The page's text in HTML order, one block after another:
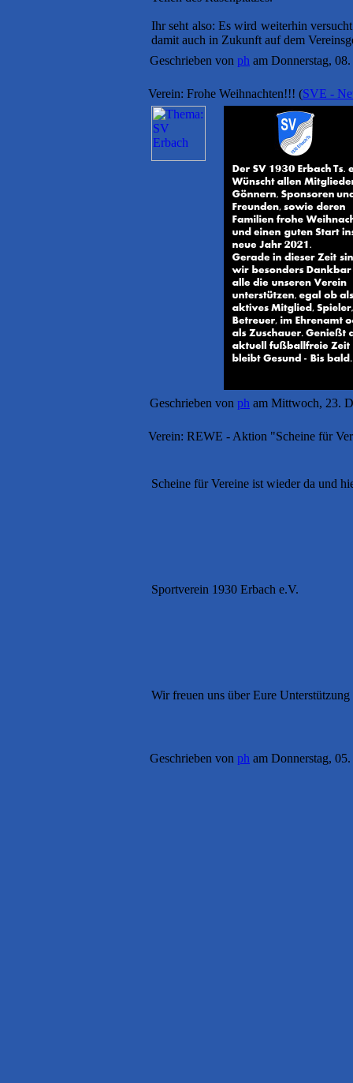
Ihr seht also: Es wird weiterhin
damit auch in Zukunft auf dem
Geschrieben von ph am Donnerstag,
Verein: Frohe Weihnachten!!! (SVE -
Geschrieben von ph am Mittwoch, 23.
Verein: REWE - Aktion "Scheine für
Scheine für Vereine ist wieder da und
Sportverein 1930 Erbach e.V.
Wir freuen uns über Eure Unterstützung
Geschrieben von ph am Donnerstag,